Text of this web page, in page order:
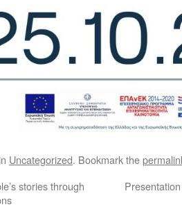
Uncategorized. Bookmark the
stories through